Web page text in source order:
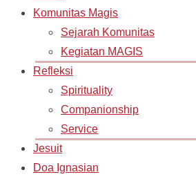
Komunitas Magis
Sejarah Komunitas
Kegiatan MAGIS
Refleksi
Spirituality
Companionship
Service
Jesuit
Doa Ignasian